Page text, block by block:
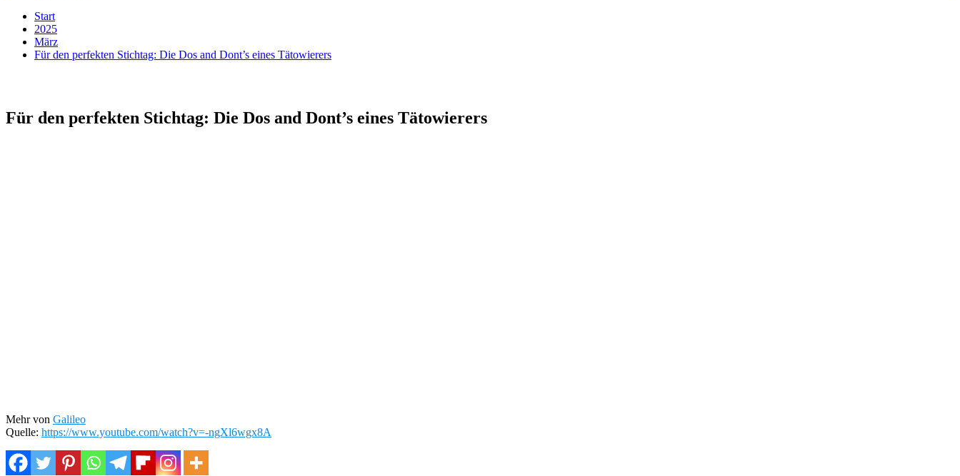
Start
2025
März
Für den perfekten Stichtag: Die Dos and Dont’s eines Tätowierers
Für den perfekten Stichtag: Die Dos and Dont’s eines Tätowierers
Mehr von Galileo
Quelle: https://www.youtube.com/watch?v=-ngXl6wgx8A